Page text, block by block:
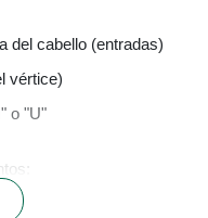
del cabello (entradas)
vértice)
o "U"
especialmente en la